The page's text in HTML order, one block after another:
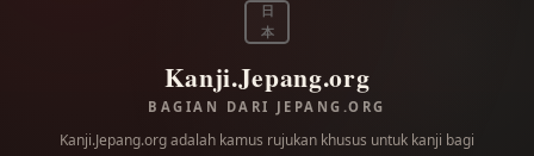
日
本
Kanji.Jepang.org
BAGIAN DARI JEPANG.ORG
Kanji.Jepang.org adalah kamus rujukan khusus untuk kanji bagi